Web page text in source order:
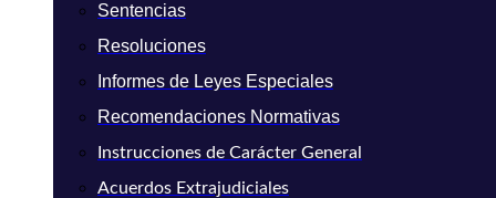
Sentencias
Resoluciones
Informes de Leyes Especiales
Recomendaciones Normativas
Instrucciones de Carácter General
Acuerdos Extrajudiciales